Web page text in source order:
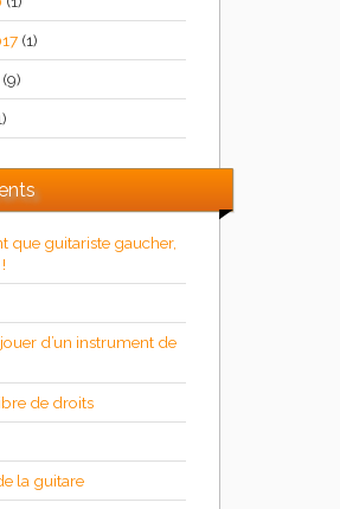
(1)
(9)
que guitariste gaucher,
d’un instrument de
de droits
la guitare